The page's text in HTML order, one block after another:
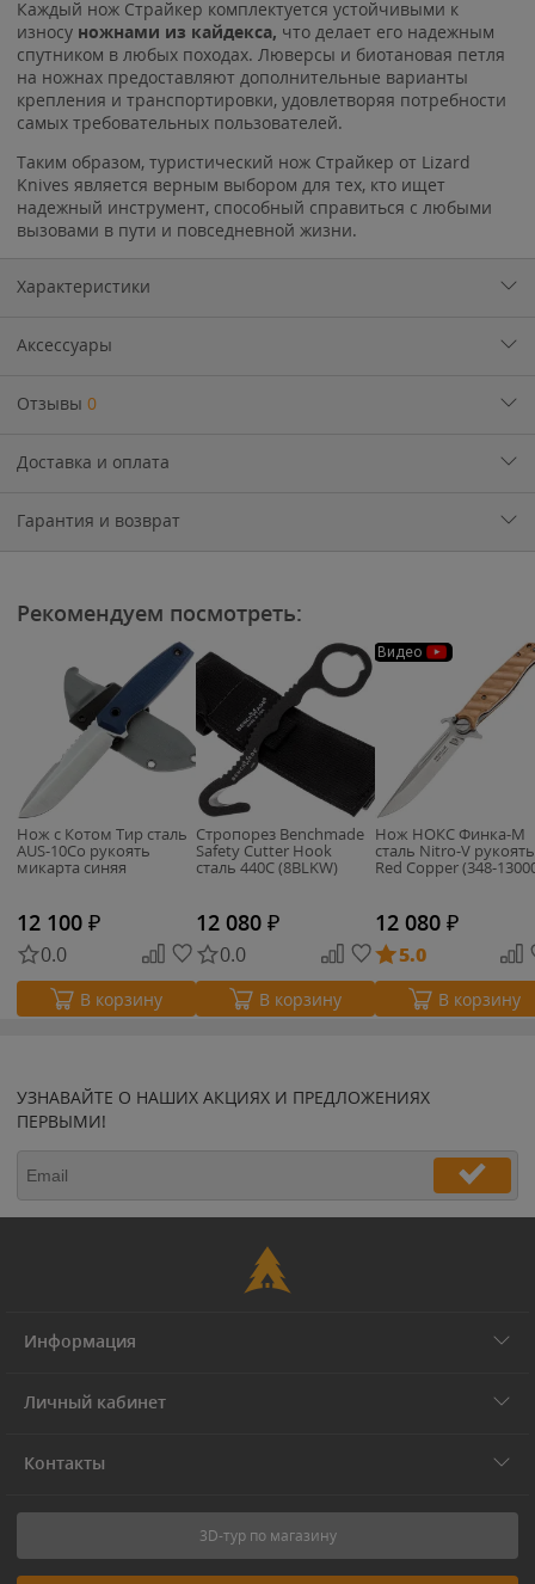
Каждый нож Страйкер комплектуется устойчивыми к
износу ножнами из кайдекса, что делает его надежным
спутником в любых походах. Люверсы и биотановая петля
на ножнах предоставляют дополнительные варианты
крепления и транспортировки, удовлетворяя потребности
самых требовательных пользователей.
Таким образом, туристический нож Страйкер от Lizard
Knives является верным выбором для тех, кто ищет
надежный инструмент, способный справиться с любыми
вызовами в пути и повседневной жизни.
Характеристики
Аксессуары
Отзывы 0
Доставка и оплата
Гарантия и возврат
Рекомендуем посмотреть:
Нож с Котом Тир сталь
AUS-10Co рукоять
микарта синяя
12 100 ₽
0.0
В корзину
Стропорез Benchmade
Safety Cutter Hook
сталь 440C (8BLKW)
12 080 ₽
0.0
В корзину
Видео
Нож НОКС Финка-М
сталь Nitro-V рукоять
Red Copper (348-
12 080 ₽
5.0
В корзину
УЗНАВАЙТЕ О НАШИХ АКЦИЯХ И ПРЕДЛОЖЕНИЯХ
ПЕРВЫМИ!
Информация
Личный кабинет
Контакты
3D-тур по магазину